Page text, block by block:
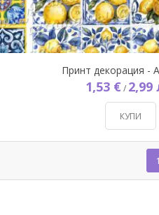
Принт декорация -
1,53 € / 2,99
КУПИ
1